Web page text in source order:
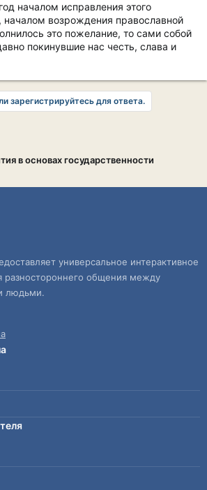
началом исправления этого
началом возрождения православной
это пожелание, то сами собой
покинувшие нас честь, слава и
зарегистрируйтесь для ответа.
в основах государственности
универсальное интерактивное
разностороннего общения между
людьми.